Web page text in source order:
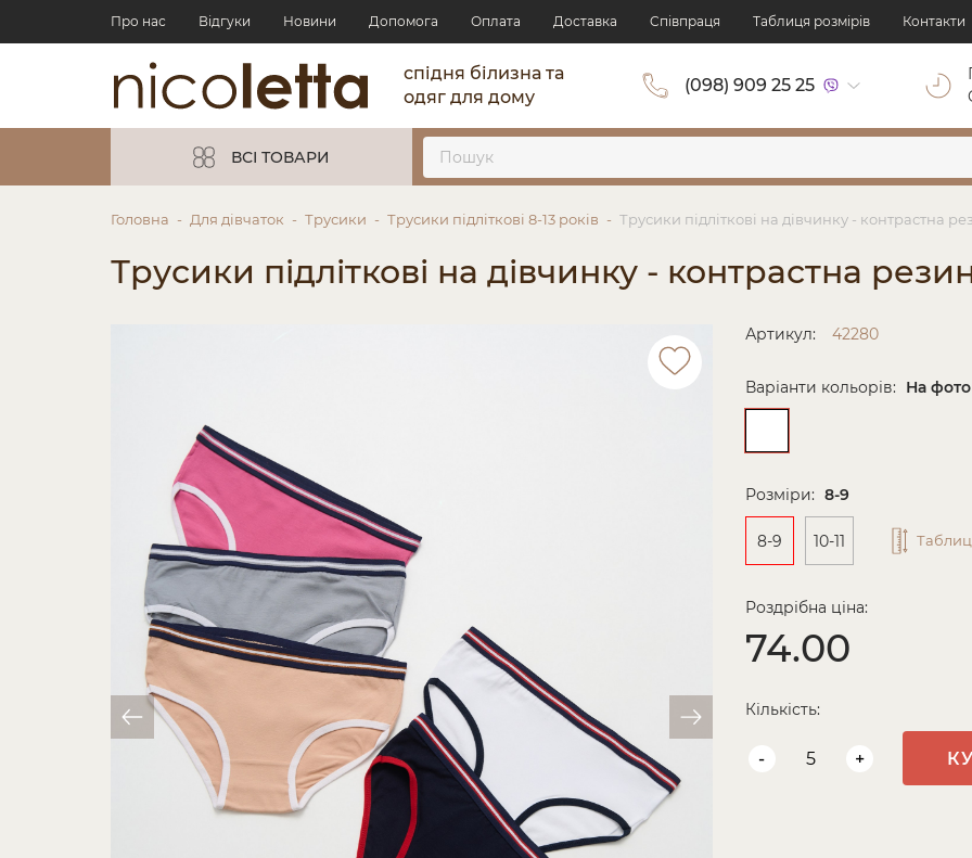
Про нас Відгуки Новини Допомога Оплата Доставка Cпівпраця Таблиця розмірів Контакти
спідня білизна та
одяг для дому
(098) 909 25 25
ВСІ ТОВАРИ
Головна Для дівчаток Трусики Трусики підліткові 8-13 років Трусики підліткові на дівчинку - контрастна
Трусики підліткові на дівчинку - контрастна
Артикул: 42280
Варіанти кольорів: На фото
Розміри: 8-9
8-9 10-11
Роздрібна ціна:
74.00
Кількість:
- +